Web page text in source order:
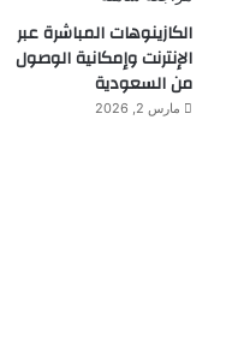
الكازينوهات المباشرة عبر
الإنترنت وإمكانية الوصول
من السعودية
مارس 2, 2026